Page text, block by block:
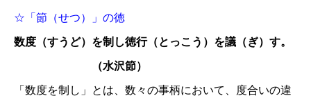
☆「節（せつ）」の徳
数度（すうど）を制し徳行（とっこう）を議（ぎ）す。
（水沢節）
「数度を制し」とは、数々の事柄において、度合いの違